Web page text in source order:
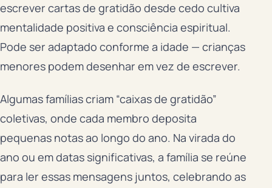
escrever cartas de gratidão desde cedo cultiva
mentalidade positiva e consciência espiritual.
Pode ser adaptado conforme a idade — crianças
menores podem desenhar em vez de escrever.
Algumas famílias criam “caixas de gratidão”
coletivas, onde cada membro deposita
pequenas notas ao longo do ano. Na virada do
ano ou em datas significativas, a família se reúne
para ler essas mensagens juntos, celebrando as